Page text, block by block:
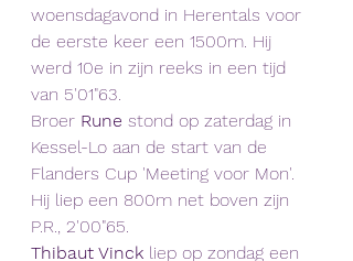
woensdagavond in Herentals voor
de eerste keer een 1500m. Hij
werd 10e in zijn reeks in een tijd
van 5'01"63.
Broer Rune stond op zaterdag in
Kessel-Lo aan de start van de
Flanders Cup 'Meeting voor Mon'.
Hij liep een 800m net boven zijn
P.R., 2'00"65.
Thibaut Vinck liep op zondag een